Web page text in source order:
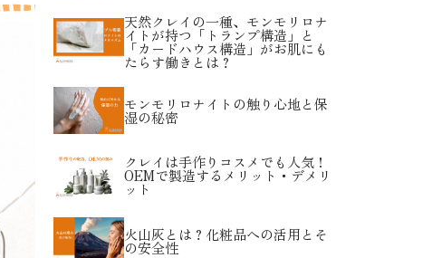
天然クレイの一種、モンモリロナ
イトが持つ「トランプ構造」と
「カードハウス構造」がお肌にも
たらす働きとは？
モンモリロナイトの触り心地と保
湿の秘密
クレイは手作りコスメでも人気！
OEMで製造するメリット・デメリ
ット
火山灰とは？化粧品への活用とそ
の安全性